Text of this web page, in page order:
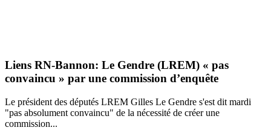
Liens RN-Bannon: Le Gendre (LREM) « pas
convaincu » par une commission d’enquête
Le président des députés LREM Gilles Le Gendre s'est dit mardi
"pas absolument convaincu" de la nécessité de créer une
commission...